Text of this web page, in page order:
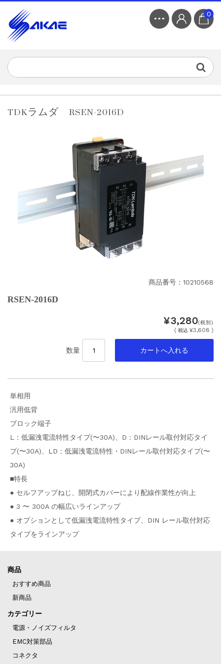
0
TDKラムダ RSEN-2016D
商品番号：10210568
RSEN-2016D
¥3,280(税別)
(税込 ¥3,608 )
数量
単相用
汎用低背
ブロック端子
L：低漏洩電流特性タイプ(〜30A)、D：DINレール取付対応タイ
プ(〜30A)、LD：低漏洩電流特性・DINレール取付対応タイプ(〜
30A)
■特長
● セルフアップねじ、開閉式カバーにより配線作業性が向上
● 3 〜 300A の幅広いラインアップ
● オプションとして低漏洩電流特性タイプ、DIN レール取付対応
タイプをラインアップ
商品
おすすめ商品
新商品
カテゴリー
電源・ノイズフィルタ
EMC対策部品
コネクタ